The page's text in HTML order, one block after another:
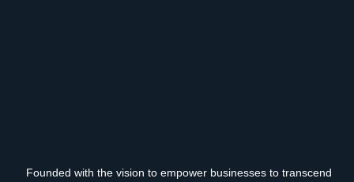
Founded with the vision to empower businesses to transcend